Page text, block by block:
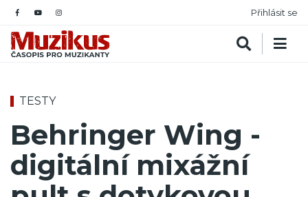
Přihlásit se
TESTY
Behringer Wing -
digitální mixážní